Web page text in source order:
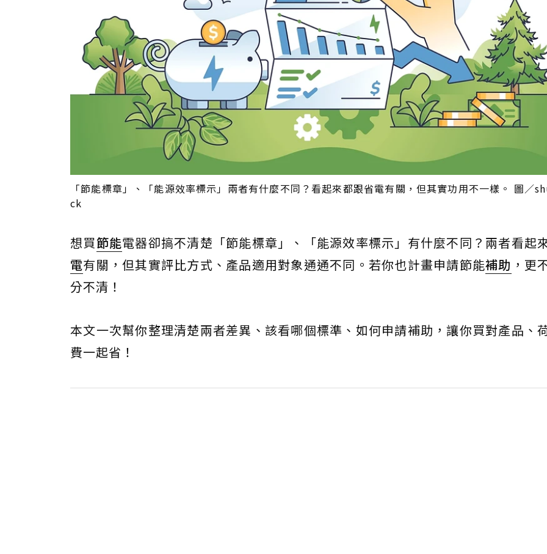
「節能標章」、「能源效率標示」兩者有什麼不同？看起來都跟省電有關，但其實功用不一樣。 圖／
ck
想買節能電器卻搞不清楚「節能標章」、「能源效率標示」有什麼不同？兩者看起
電有關，但其實評比方式、產品適用對象通通不同。若你也計畫申請節能補助 ，更
分不清！
本文一次幫你整理清楚兩者差異、該看哪個標準、如何申請補助，讓你買對產品、
費一起省！